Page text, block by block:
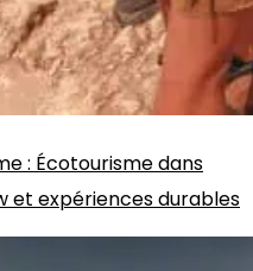
: Écotourisme dans
et expériences durables